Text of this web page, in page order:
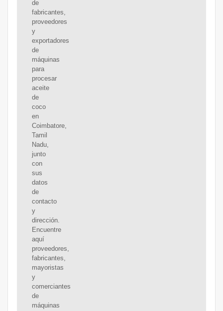
de
fabricantes,
proveedores
y
exportadores
de
máquinas
para
procesar
aceite
de
coco
en
Coimbatore,
Tamil
Nadu,
junto
con
sus
datos
de
contacto
y
dirección.
Encuentre
aquí
proveedores,
fabricantes,
mayoristas
y
comerciantes
de
máquinas